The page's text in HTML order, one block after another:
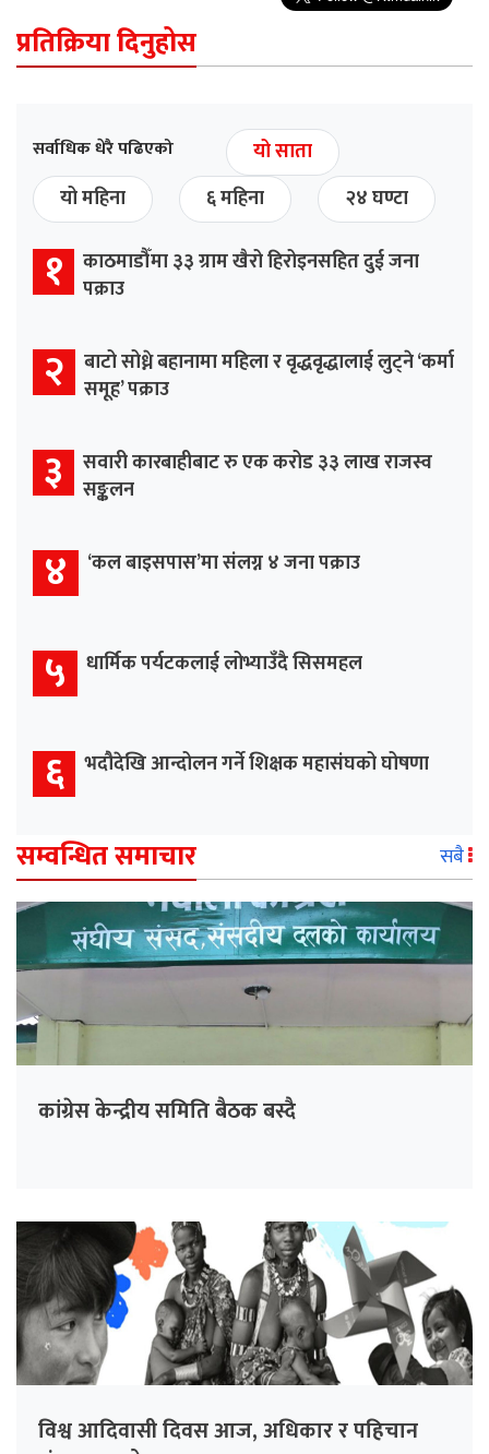
प्रतिक्रिया दिनुहोस
सर्वाधिक धेरै पढिएको
यो साता
यो महिना
६ महिना २४ घण्टा
१ काठमाडौँमा ३३ ग्राम खैरो हिरोइनसहित दुई जना
पक्राउ
२ बाटो सोध्ने बहानामा महिला र वृद्धवृद्धालाई लुट्ने ‘कर्मा
समूह’ पक्राउ
३ सवारी कारबाहीबाट रु एक करोड ३३ लाख राजस्व
सङ्कलन
४ ‘कल बाइसपास’मा संलग्न ४ जना पक्राउ
५ धार्मिक पर्यटकलाई लोभ्याउँदै सिसमहल
६ भदौदेखि आन्दोलन गर्ने शिक्षक महासंघको घोषणा
सम्वन्धित समाचार सबै
कांग्रेस केन्द्रीय समिति बैठक बस्दै
विश्व आदिवासी दिवस आज, अधिकार र पहिचान